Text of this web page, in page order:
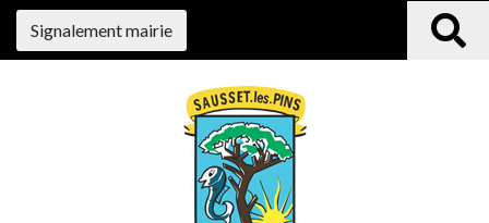
Signalement mairie